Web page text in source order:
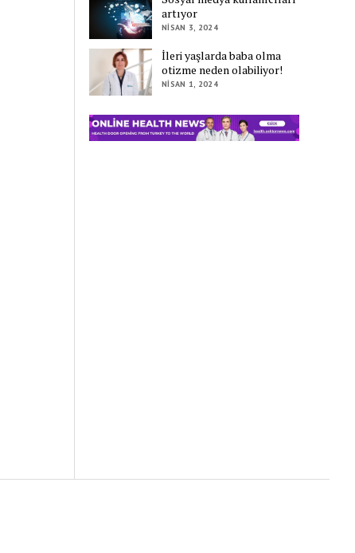
artıyor
NISAN 3, 2024
İleri yaşlarda baba olma
otizme neden olabiliyor!
NISAN 1, 2024